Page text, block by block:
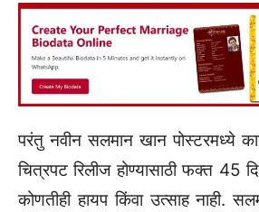
परंतु नवीन सलमान खान पोस्टरमध्ये
चित्रपट रिलीज होण्यासाठी फक्त 45
कोणतीही हायप किंवा उत्साह नाही.